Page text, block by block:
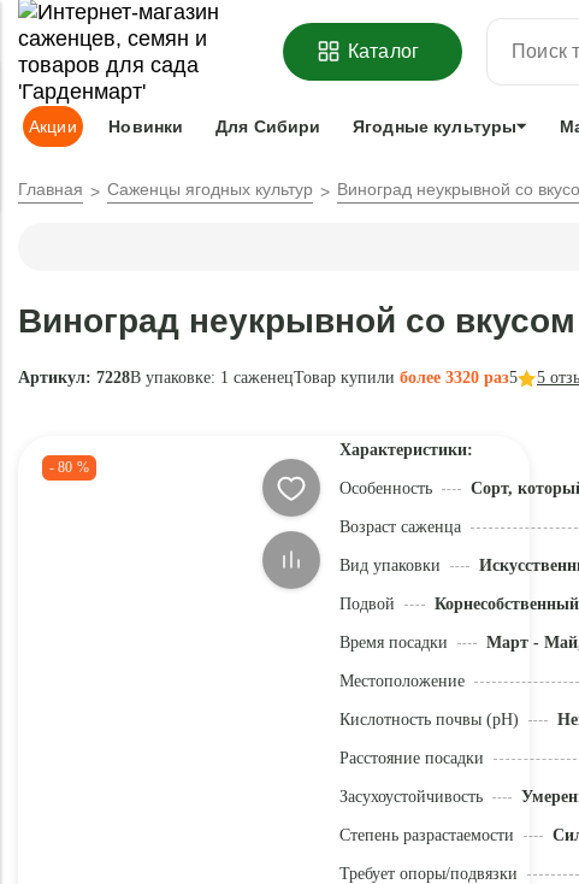
ОФОРМИТЬПРЕДЗАКАЗ =
Адрес доставки:Москва Доставка и оплата Гарантии
Каталог
Акции Новинки Для Сибири Ягодные культуры
Главная Саженцы ягодных культур Виноград неукрывной со
Виноград неукрывной со
Артикул: 7228В упаковке: 1 саженецТовар купили более 3320 раз5 5
- 80 %
Характеристики:
Особенность Сорт,
Возраст саженца
Вид упаковки
Подвой
Время посадки Март -
Местоположение
Кислотность почвы (pH)
Расстояние посадки
Засухоустойчивость
Степень разрастаемости
Требует опоры/подвязки